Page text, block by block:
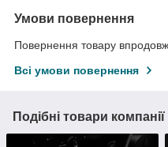
Умови повернення
Повернення товару
Всі умови повернення
Подібні товари компанії